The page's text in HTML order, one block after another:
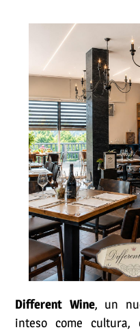
Different Wine, un
inteso come cultura,